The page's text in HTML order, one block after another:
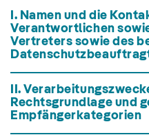
I. Namen und die
Verantwortlichen
Vertreters sowie des
II.
Rechtsgrundlage und
Empfängerkategorien